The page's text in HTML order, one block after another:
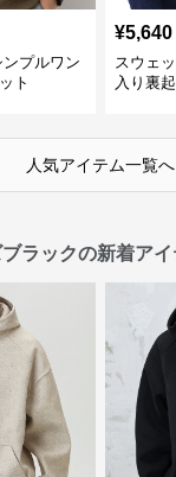
プルワン
ト
¥5,640
スウェ
入り裏
人気アイテム一覧へ
ラックの新着アイ